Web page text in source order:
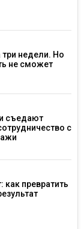
три недели. Но
не сможет
съедают
с
как превратить